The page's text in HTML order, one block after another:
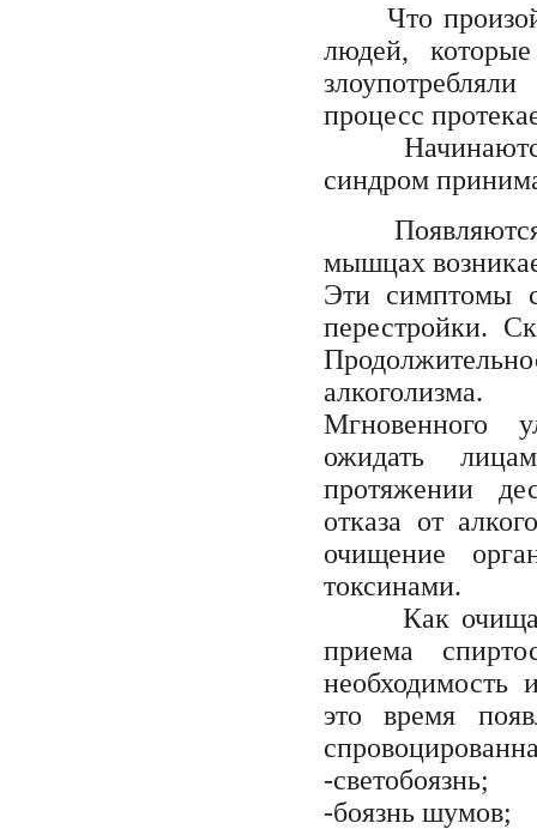
Что
людей,
процесс
Начинаются
синдром
Появляются
мышцах
Эти симптомы
перестройки.
алкоголизма.
Мгновенного
ожидать
протяжении
отказа от
очищение
токсинами.
Как
приема
необходимость
это время
-светобоязнь;
-боязнь шумов;